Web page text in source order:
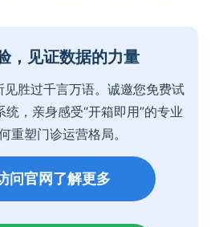
，见证数据的力量
胜过千言万语。诚邀您免费试
统，亲身感受“开箱即用”的专业
重塑门诊运营格局。
问官网了解更多